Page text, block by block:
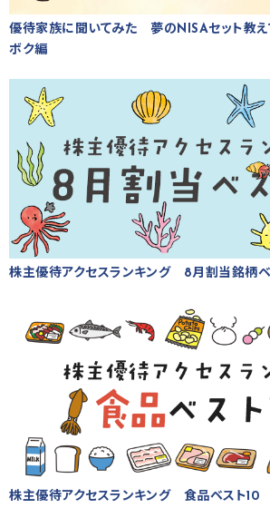
優待家族に聞いてみた 夢のNISAセット教え
ボク編
株主優待アクセスランキング 8月割当銘柄ベ
株主優待アクセスランキング 食品ベスト10